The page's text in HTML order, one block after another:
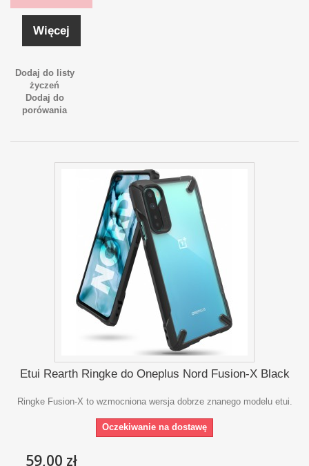
Więcej
Dodaj do listy
życzeń
Dodaj do
porówania
Etui Rearth Ringke do Oneplus Nord Fusion-X Black
Ringke Fusion-X to wzmocniona wersja dobrze znanego modelu etui.
Oczekiwanie na dostawę
59,00 zł